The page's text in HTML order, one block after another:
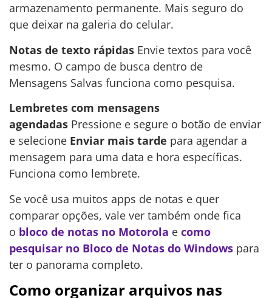
armazenamento permanente. Mais seguro do
que deixar na galeria do celular.
Notas de texto rápidas Envie textos para você
mesmo. O campo de busca dentro de
Mensagens Salvas funciona como pesquisa.
Lembretes com mensagens
agendadas Pressione e segure o botão de enviar
e selecione Enviar mais tarde para agendar a
mensagem para uma data e hora específicas.
Funciona como lembrete.
Se você usa muitos apps de notas e quer
comparar opções, vale ver também onde fica
o bloco de notas no Motorola e como
pesquisar no Bloco de Notas do Windows para
ter o panorama completo.
Como organizar arquivos nas